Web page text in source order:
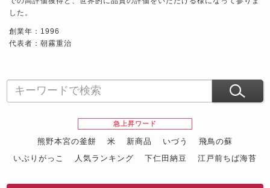
した。
創業年：1996
代表者：朝霧重治
急上昇ワード
熊野本宮の釜餅 米 新商品 いづう
飛鳥の蘇
いぶりがっこ
人気ランキング 下仁田納豆
江戸前ちば海苔